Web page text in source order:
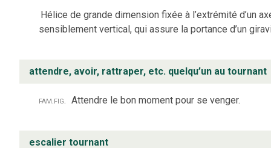
Hélice de grande dimension fixée à l’extrémité d’un
sensiblement vertical, qui assure la portance d’un
attendre, avoir, rattraper, etc. quelqu’un au tournant
fam.fig. Attendre le bon moment pour se venger.
escalier tournant